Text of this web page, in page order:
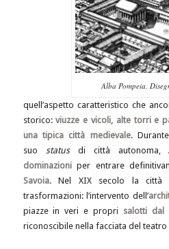
Alba Pompeia.
quell’aspetto caratteristico che
storico:viuzze e vicoli, alte torri e
una tipica città medievale.
suo statusdi città autonoma,
dominazioniper entrare
Savoia. Nel XIX secolo la città
trasformazioni: l’intervento dell’
piazze in veri e propri salotti dal
riconoscibile nella facciata del